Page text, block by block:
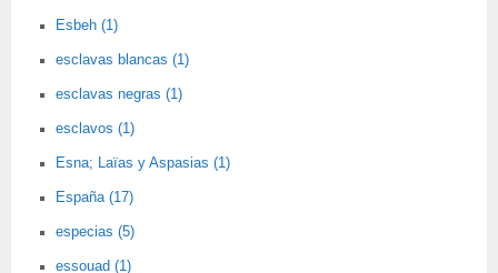
Esbeh (1)
esclavas blancas (1)
esclavas negras (1)
esclavos (1)
Esna; Laïas y Aspasias (1)
España (17)
especias (5)
essouad (1)